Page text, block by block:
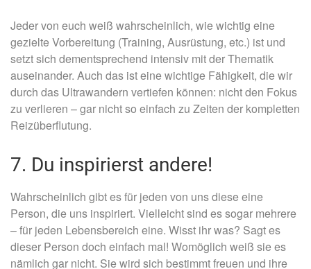
Jeder von euch weiß wahrscheinlich, wie wichtig eine
gezielte Vorbereitung (Training, Ausrüstung, etc.) ist und
setzt sich dementsprechend intensiv mit der Thematik
auseinander. Auch das ist eine wichtige Fähigkeit, die wir
durch das Ultrawandern vertiefen können: nicht den Fokus
zu verlieren – gar nicht so einfach zu Zeiten der kompletten
Reizüberflutung.
7. Du inspirierst andere!
Wahrscheinlich gibt es für jeden von uns diese eine
Person, die uns inspiriert. Vielleicht sind es sogar mehrere
– für jeden Lebensbereich eine. Wisst ihr was? Sagt es
dieser Person doch einfach mal! Womöglich weiß sie es
nämlich gar nicht. Sie wird sich bestimmt freuen und ihre